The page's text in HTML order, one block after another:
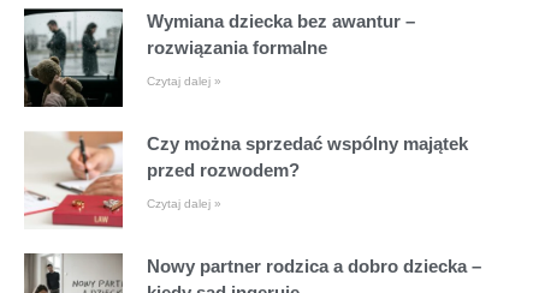
Wymiana dziecka bez awantur –
rozwiązania formalne
Czytaj dalej »
Czy można sprzedać wspólny majątek
przed rozwodem?
Czytaj dalej »
Nowy partner rodzica a dobro dziecka –